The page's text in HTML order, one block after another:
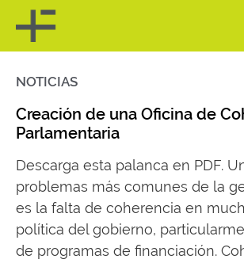
Skip
content
NOTICIAS
Creación de una Oficina de
Parlamentaria
Descarga esta palanca en PDF.
problemas más comunes de la
es la falta de coherencia en
política del gobierno,
de programas de financiación.